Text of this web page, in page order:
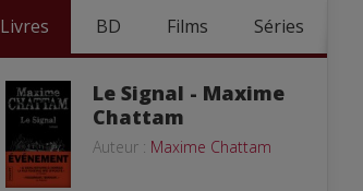
Livres BD Films Séries
Le Signal - Maxime
Chattam
Auteur : Maxime Chattam